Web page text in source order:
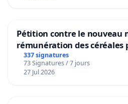
Pétition contre le nouveau
rémunération des céréales
granum basé sur la teneur
337 signatures
73 Signatures / 7 jours
27 Jul 2026